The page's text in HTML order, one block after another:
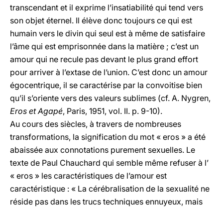
transcendant et il exprime l’insatiabilité qui tend vers
son objet éternel. Il élève donc toujours ce qui est
humain vers le divin qui seul est à même de satisfaire
l’âme qui est emprisonnée dans la matière ; c’est un
amour qui ne recule pas devant le plus grand effort
pour arriver à l’extase de l’union. C’est donc un amour
égocentrique, il se caractérise par la convoitise bien
qu’il s’oriente vers des valeurs sublimes (cf. A. Nygren,
Eros et Agapé, Paris, 1951, vol. II. p. 9-10).
Au cours des siècles, à travers de nombreuses
transformations, la signification du mot « eros » a été
abaissée aux connotations purement sexuelles. Le
texte de Paul Chauchard qui semble même refuser à l’
« eros » les caractéristiques de l’amour est
caractéristique : « La cérébralisation de la sexualité ne
réside pas dans les trucs techniques ennuyeux, mais